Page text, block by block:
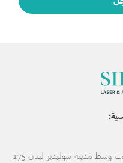
المقر الرئيسي لشركة سيلكور القابضة في بيروت وسط مدينة سوليدير لبنان 175